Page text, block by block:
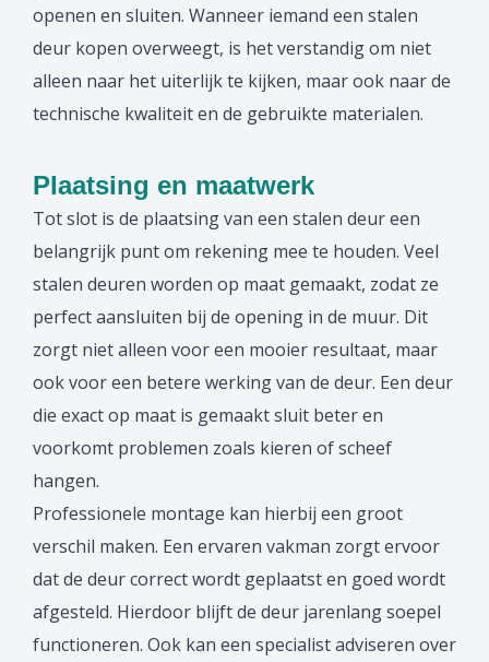
openen en sluiten. Wanneer iemand een stalen
deur kopen overweegt, is het verstandig om niet
alleen naar het uiterlijk te kijken, maar ook naar de
technische kwaliteit en de gebruikte materialen.
Plaatsing en maatwerk
Tot slot is de plaatsing van een stalen deur een
belangrijk punt om rekening mee te houden. Veel
stalen deuren worden op maat gemaakt, zodat ze
perfect aansluiten bij de opening in de muur. Dit
zorgt niet alleen voor een mooier resultaat, maar
ook voor een betere werking van de deur. Een deur
die exact op maat is gemaakt sluit beter en
voorkomt problemen zoals kieren of scheef
hangen.
Professionele montage kan hierbij een groot
verschil maken. Een ervaren vakman zorgt ervoor
dat de deur correct wordt geplaatst en goed wordt
afgesteld. Hierdoor blijft de deur jarenlang soepel
functioneren. Ook kan een specialist adviseren over